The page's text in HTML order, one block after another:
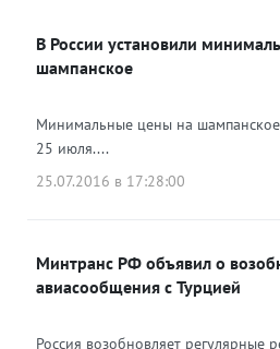
Одноклассники
В России установили
шампанское
Минимальные цены на шампанское
25 июля....
25.07.2016 в 17:28:00
Минтранс РФ объявил о
авиасообщения с Турцией
Россия возобновляет регулярные